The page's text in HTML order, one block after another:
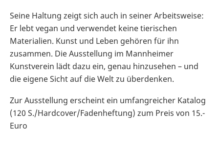
Seine Haltung zeigt sich auch in seiner Arbeitsweise:
Er lebt vegan und verwendet keine tierischen
Materialien. Kunst und Leben gehören für ihn
zusammen. Die Ausstellung im Mannheimer
Kunstverein lädt dazu ein, genau hinzusehen – und
die eigene Sicht auf die Welt zu überdenken.
Zur Ausstellung erscheint ein umfangreicher Katalog
(120 S./Hardcover/Fadenheftung) zum Preis von 15.-
Euro